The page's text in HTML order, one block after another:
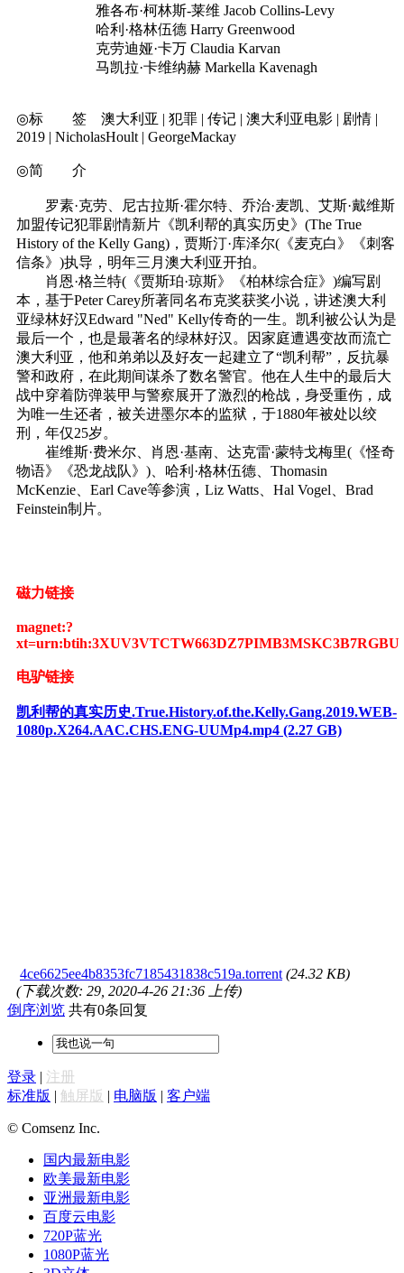
雅各布·柯林斯-莱维 Jacob Collins-Levy
哈利·格林伍德 Harry Greenwood
克劳迪娅·卡万 Claudia Karvan
马凯拉·卡维纳赫 Markella Kavenagh
◎标 签 澳大利亚 | 犯罪 | 传记 | 澳大利亚电影 | 剧情 |
2019 | NicholasHoult | GeorgeMackay
◎简 介
罗素·克劳、尼古拉斯·霍尔特、乔治·麦凯、艾斯·戴维斯
加盟传记犯罪剧情新片《凯利帮的真实历史》(The True
History of the Kelly Gang)，贾斯汀·库泽尔(《麦克白》《刺客
信条》)执导，明年三月澳大利亚开拍。
肖恩·格兰特(《贾斯珀·琼斯》《柏林综合症》)编写剧
本，基于Peter Carey所著同名布克奖获奖小说，讲述澳大利
亚绿林好汉Edward "Ned" Kelly传奇的一生。凯利被公认为是
最后一个，也是最著名的绿林好汉。因家庭遭遇变故而流亡
澳大利亚，他和弟弟以及好友一起建立了“凯利帮”，反抗暴
警和政府，在此期间谋杀了数名警官。他在人生中的最后大
战中穿着防弹装甲与警察展开了激烈的枪战，身受重伤，成
为唯一生还者，被关进墨尔本的监狱，于1880年被处以绞
刑，年仅25岁。
崔维斯·费米尔、肖恩·基南、达克雷·蒙特戈梅里(《怪奇
物语》《恐龙战队》)、哈利·格林伍德、Thomasin
McKenzie、Earl Cave等参演，Liz Watts、Hal Vogel、Brad
Feinstein制片。
磁力链接
magnet:?
xt=urn:btih:3XUV3VTCTW663DZ7PIMB3MSKC3B7RGBU
电驴链接
凯利帮的真实历史.True.History.of.the.Kelly.Gang.2019.WEB-
1080p.X264.AAC.CHS.ENG-UUMp4.mp4 (2.27 GB)
4ce6625ee4b8353fc7185431838c519a.torrent (24.32 KB)
(下载次数: 29, 2020-4-26 21:36 上传)
倒序浏览 共有0条回复
登录 | 注册
标准版 | 触屏版 | 电脑版 | 客户端
© Comsenz Inc.
国内最新电影
欧美最新电影
亚洲最新电影
百度云电影
720P蓝光
1080P蓝光